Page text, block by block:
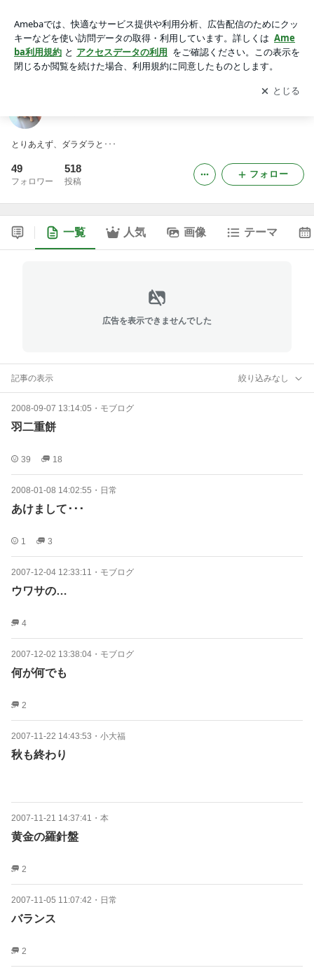
アプリをダウンロードして ブログの更新通知
を受け取りまし
ょう。
開く
とりあえず、ダラダラと･･･
49
フォロワー
518
投稿
フォロー
一覧 人気 画像 テーマ
広告を表示できませんでした
記事の表示 絞り込みなし
2008-09-07 13:14:05 ・ モブログ
羽二重餅
39 18
2008-01-08 14:02:55 ・ 日常
あけまして･･･
1 3
2007-12-04 12:33:11 ・ モブログ
ウワサの…
4
2007-12-02 13:38:04 ・ モブログ
何が何でも
2
2007-11-22 14:43:53 ・ 小大福
秋も終わり
2007-11-21 14:37:41 ・ 本
黄金の羅針盤
2
2007-11-05 11:07:42 ・ 日常
バランス
2